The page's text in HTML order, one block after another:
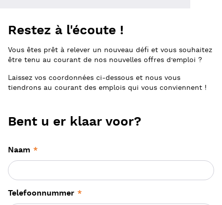
Restez à l'écoute !
Vous êtes prêt à relever un nouveau défi et vous souhaitez
être tenu au courant de nos nouvelles offres d’emploi ?
Laissez vos coordonnées ci-dessous et nous vous
tiendrons au courant des emplois qui vous conviennent !
Bent u er klaar voor?
Naam *
Telefoonnummer *